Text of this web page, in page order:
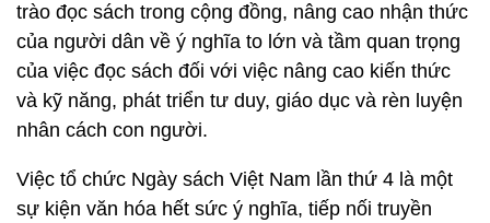
trào đọc sách trong cộng đồng, nâng cao nhận thức
của người dân về ý nghĩa to lớn và tầm quan trọng
của việc đọc sách đối với việc nâng cao kiến thức
và kỹ năng, phát triển tư duy, giáo dục và rèn luyện
nhân cách con người.
Việc tổ chức Ngày sách Việt Nam lần thứ 4 là một
sự kiện văn hóa hết sức ý nghĩa, tiếp nối truyền